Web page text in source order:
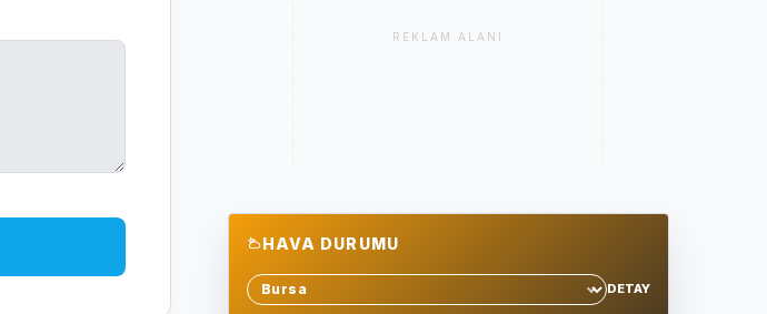
REKLAM ALANI
HAVA DURUMU
Sehir sec
DETAY